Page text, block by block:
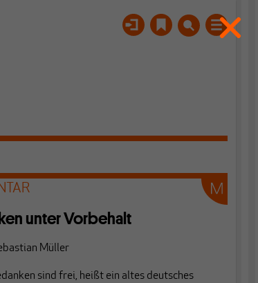
unter Vorbehalt
Müller
sind frei, heißt ein altes deutsches